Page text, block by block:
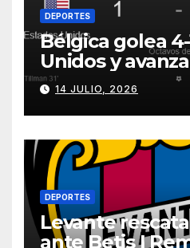
DEPORTES
Bélgica golea
Unidos y
Mundial 2026
14 JULIO, 2026
DEPORTES
Levante
ante Betis |